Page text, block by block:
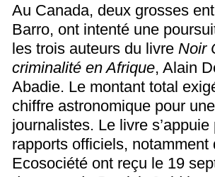
Au Canada, deux grosses
Barro, ont intenté une
les trois auteurs du livre Noir
criminalité en Afrique, Alain
Abadie. Le montant total
chiffre astronomique pour
journalistes. Le livre
rapports officiels,
Ecosociété ont reçu le 19